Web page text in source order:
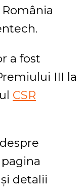
a fost
III la
CSR
detalii